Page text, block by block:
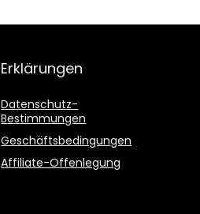
Erklärungen
Datenschutz-
Bestimmungen
Geschäftsbedingungen
Affiliate-Offenlegung